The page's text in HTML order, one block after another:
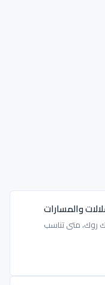
والمسارات
روك، متى تناسب